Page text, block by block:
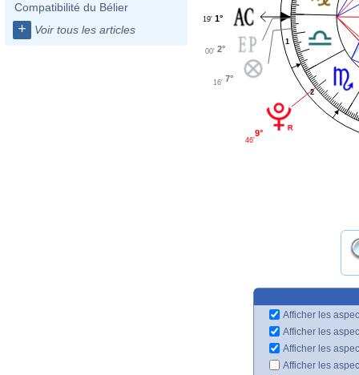
Compatibilité du Bélier
+ Voir tous les articles
1
2
1°
19'
2°
00'
7°
16'
9°
46'
Afficher les
Afficher les
Afficher les
Afficher les